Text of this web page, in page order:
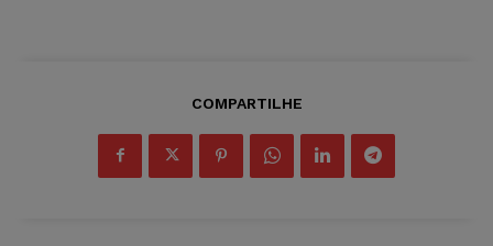
COMPARTILHE